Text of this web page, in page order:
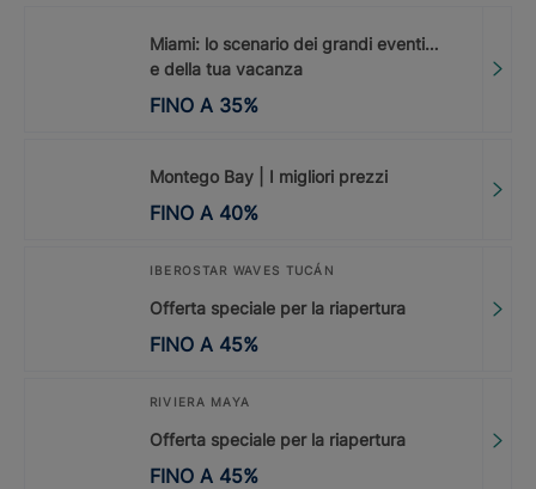
Miami: lo scenario dei grandi eventi…
e della tua vacanza
FINO A 35%
Montego Bay | I migliori prezzi
FINO A 40%
IBEROSTAR WAVES TUCÁN
Offerta speciale per la riapertura
FINO A 45%
RIVIERA MAYA
Offerta speciale per la riapertura
FINO A 45%